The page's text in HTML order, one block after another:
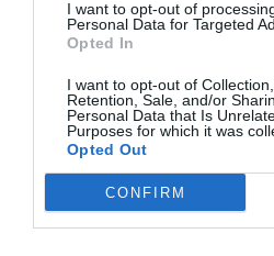
I want to opt-out of
Personal Data for Targeted
Opted In
I want to opt-out of Collection,
Retention, Sale, and/or
Personal Data that Is
Purposes for which it was
Opted Out
CONFIRM